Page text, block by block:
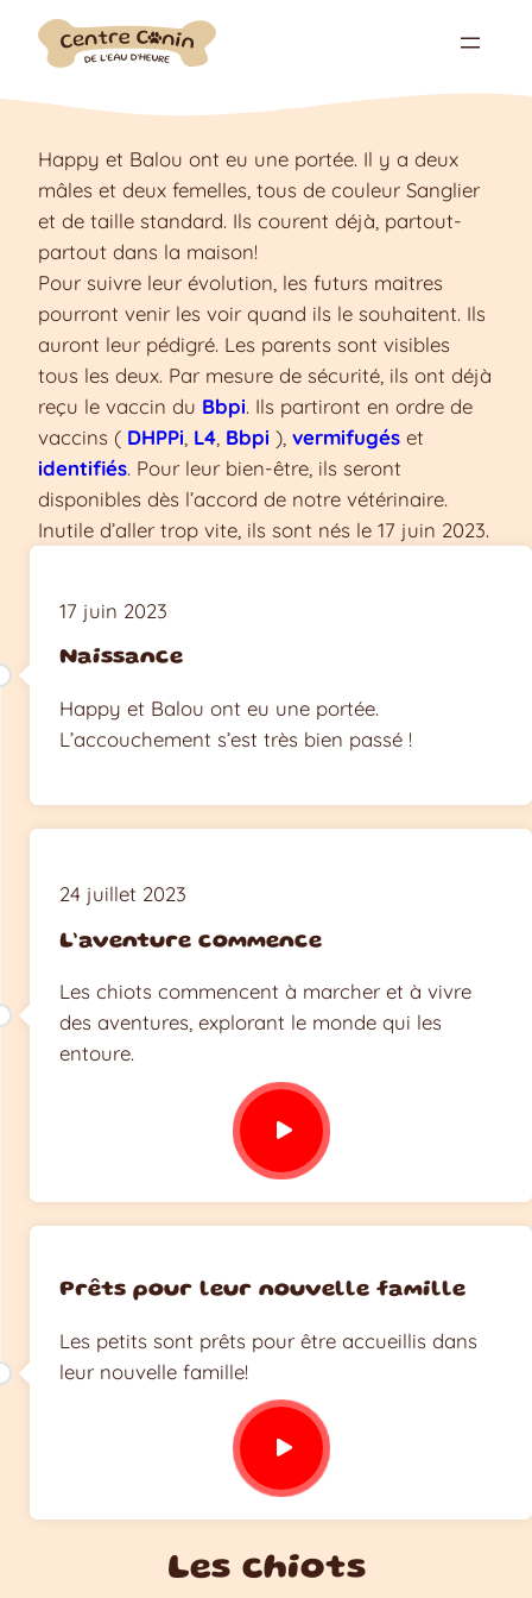
contenu
Happy et Balou ont eu une portée. Il y a deux
mâles et deux femelles, tous de couleur Sanglier
et de taille standard. Ils courent déjà, partout-
partout dans la maison!
Pour suivre leur évolution, les futurs maitres
pourront venir les voir quand ils le souhaitent. Ils
auront leur pédigré. Les parents sont visibles
tous les deux. Par mesure de sécurité, ils ont déjà
reçu le vaccin du Bbpi. Ils partiront en ordre de
vaccins ( DHPPi L4 Bbpi ), vermifugés et
identifiés. Pour leur bien-être, ils seront
disponibles dès l’accord de notre vétérinaire.
Inutile d’aller trop vite, ils sont nés le 17 juin 2023.
17 juin 2023
Naissance
Happy et Balou ont eu une portée.
L’accouchement s’est très bien passé !
24 juillet 2023
L’aventure commence
Les chiots commencent à marcher et à vivre
des aventures, explorant le monde qui les
entoure.
Prêts pour leur nouvelle famille
Les petits sont prêts pour être accueillis dans
leur nouvelle famille!
Les chiots